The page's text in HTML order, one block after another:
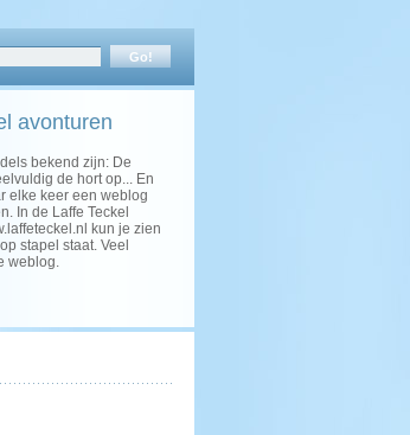
avonturen
bekend zijn: De
de hort op... En
elke keer een weblog
In de Laffe Teckel
kun je zien
stapel staat. Veel
weblog.